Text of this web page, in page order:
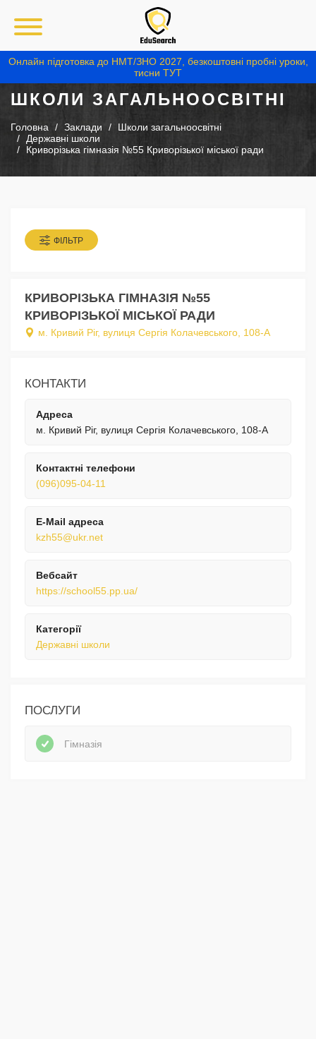
Онлайн підготовка до НМТ/ЗНО 2027, безкоштовні пробні уроки,
тисни ТУТ
ШКОЛИ ЗАГАЛЬНООСВІТНІ
Головна Заклади
Школи загальноосвітні
Державні школи
Криворізька гімназія №55 Криворізької міської ради
ФІЛЬТР
КРИВОРІЗЬКА ГІМНАЗІЯ №55
КРИВОРІЗЬКОЇ МІСЬКОЇ РАДИ
м. Кривий Ріг, вулиця Сергія Колачевського, 108-А
КОНТАКТИ
Адреса
м. Кривий Ріг, вулиця Сергія Колачевського, 108-А
Контактні телефони
(096)095-04-11
E-Mail адреса
kzh55@ukr.net
Вебсайт
https://school55.pp.ua/
Категорії
Державні школи
ПОСЛУГИ
Гімназія